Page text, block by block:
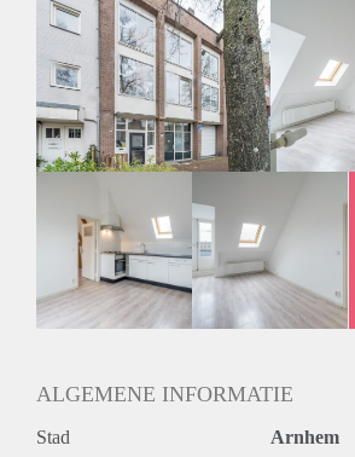
Huurprijs € 750,00 exclusief € 125,00
voorschot G/W/L/ p/m | Inkomenseis 3x
niet toegestaan| Borgsom 1 maand huur
minimaal 12 maanden
ALGEMENE INFORMATIE
Stad Arnhem